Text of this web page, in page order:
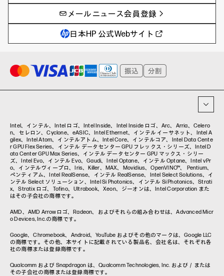
サイバーセキュリティ
教育とテクノロジー
ハイブリッドワーク
プリンター
AI PC
AIワークステーション
Poly
WXP（DEXツール）
タグ一覧
メールニュース会員登録
日本HP 公式Webサイト
Intel、インテル、Intel ロゴ、Intel Inside、Intel Inside ロゴ、Arc、Arria、Celero
n、セレロン、Cyclone、eASIC、Intel Ethernet、インテル イーサネット、Intel A
gilex、Intel Atom、インテルアトム、Intel Core、インテルコア、Intel Data Cente
r GPU Flex Series、インテル データセンター GPU フレックス・シリーズ、Intel D
ata Center GPU Max Series、インテル データセンター GPU マックス・シリー
ズ、Intel Evo、インテル Evo、Gaudi、Intel Optane、インテル Optane、Intel vPr
o、インテルヴィープロ、Iris、Killer、MAX、Movidius、OpenVINO™、 Pentium、
ペンティアム、Intel RealSense、インテル RealSense、Intel Select Solutions、イ
ンテル Select ソリューション、Intel Si Photonics、インテル Si Photonics、Strati
x、Stratix ロゴ、Tofino、Ultrabook、Xeon、ジーオンは、Intel Corporation また
はその子会社の商標です。
AMD、AMD Arrowロゴ、Radeon、およびそれらの組み合わせは、Advanced Micr
o Devices, Inc.の商標です。
Google、Chromebook、Android、YouTube およびその他のマークは、Google LLC
の商標です。その他、本サイトに記載されている製品名、会社名は、それぞれ各
社の商標または登録商標です。
Qualcomm および Snapdragon は、Qualcomm Technologies, Inc. および／または
その子会社の商標または登録商標です。